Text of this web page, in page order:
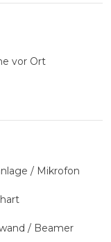
Station Platz
verteilt können
Wünsche
hauseigene
vor Ort
/ Mikrofon
/ Beamer